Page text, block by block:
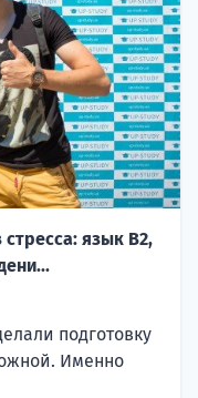
язык B2,
подготовку
Именно